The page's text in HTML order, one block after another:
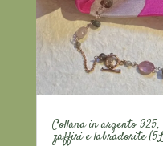
Collana in argento 925,
zaffiri e labradorite